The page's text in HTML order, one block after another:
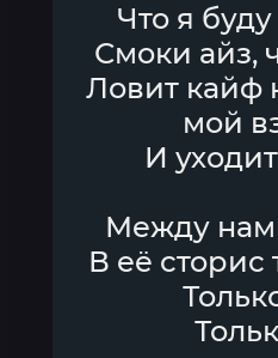
Что я
Смоки айз,
Ловит кайф
мой
И
Между
В её сторис